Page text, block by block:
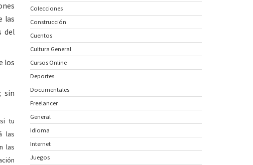
las
del
los
sin
tu
las
las
Colecciones
Construcción
Cuentos
Cultura General
Cursos Online
Deportes
Documentales
Freelancer
General
Idioma
Internet
Juegos